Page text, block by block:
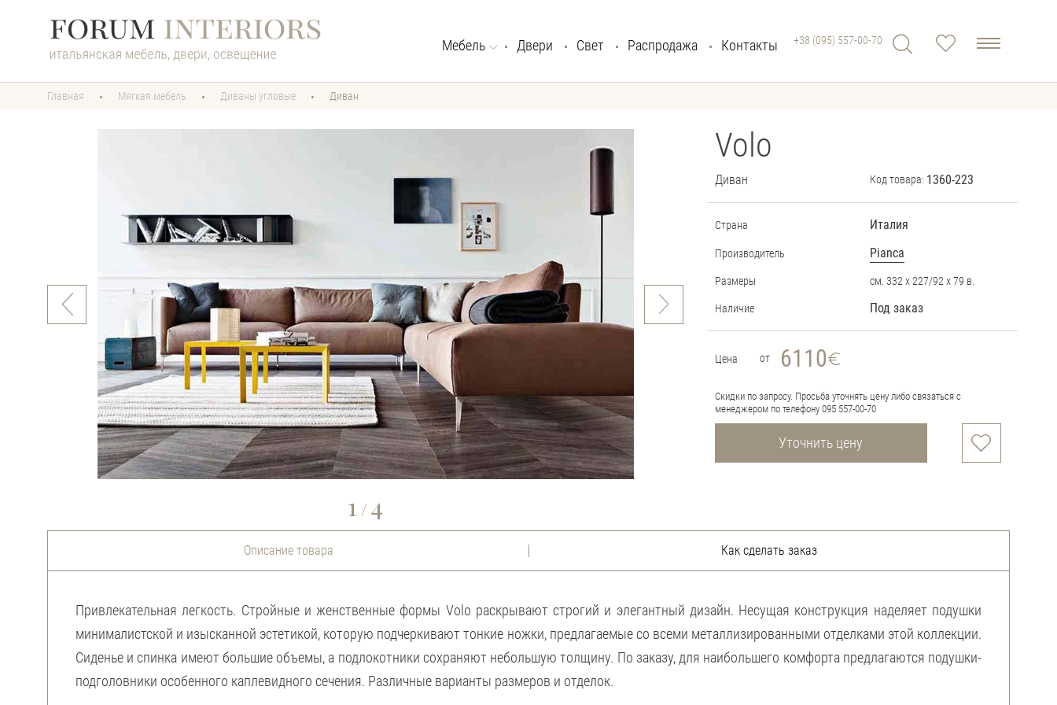
Мебель Двери Свет Распродажа Контакты +38 (095) 557-00-70
Главная Мягкая мебель Диваны угловые Диван
1 / 4
Volo
Диван Код товара: 1360-223
Страна Италия
Производитель Pianca
Размеры см. 332 х 227/92 х 79 в.
Наличие Под заказ
Цена от 6110
Скидки по запросу. Просьба уточнять цену либо связаться с
менеджером по телефону 095 557-00-70
Уточнить цену
Описание товара Как сделать заказ
Привлекательная легкость. Стройные и женственные формы Volo раскрывают строгий и элегантный дизайн. Несущая конструкция наделяет подушки
минималистской и изысканной эстетикой, которую подчеркивают тонкие ножки, предлагаемые со всеми металлизированными отделками этой коллекции.
Сиденье и спинка имеют большие объемы, а подлокотники сохраняют небольшую толщину. По заказу, для наибольшего комфорта предлагаются подушки-
подголовники особенного каплевидного сечения. Различные варианты размеров и отделок.